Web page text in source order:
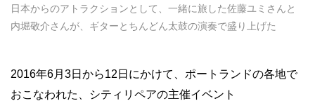
日本からのアトラクションとして、一緒に旅した佐藤ユミさんと
内堀敬介さんが、ギターとちんどん太鼓の演奏で盛り上げた
2016年6月 3日から12 日にかけて、ポートランドの各地で
おこなわれた、シティリペアの主催イベント